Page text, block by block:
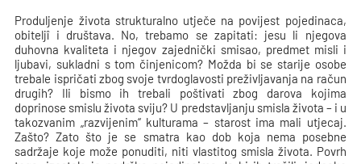
Produljenje života strukturalno utječe na povijest pojedinaca,
obiteljî i društava. No, trebamo se zapitati: jesu li njegova
duhovna kvaliteta i njegov zajednički smisao, predmet misli i
ljubavi, sukladni s tom činjenicom? Možda bi se starije osobe
trebale ispričati zbog svoje tvrdoglavosti preživljavanja na račun
drugih? Ili bismo ih trebali poštivati zbog darova kojima
doprinose smislu života sviju? U predstavljanju smisla života – i u
takozvanim „razvijenim“ kulturama – starost ima mali utjecaj.
Zašto? Zato što je se smatra kao dob koja nema posebne
sadržaje koje može ponuditi, niti vlastitog smisla života. Povrh